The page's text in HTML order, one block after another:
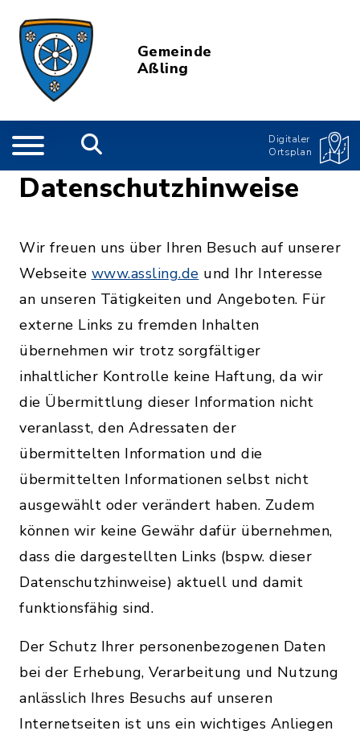
Gemeinde
Aßling
Digitaler
Ortsplan
Datenschutzhinweise
Wir freuen uns über Ihren Besuch auf unserer
Webseite www.assling.de und Ihr Interesse
an unseren Tätigkeiten und Angeboten. Für
externe Links zu fremden Inhalten
übernehmen wir trotz sorgfältiger
inhaltlicher Kontrolle keine Haftung, da wir
die Übermittlung dieser Information nicht
veranlasst, den Adressaten der
übermittelten Information und die
übermittelten Informationen selbst nicht
ausgewählt oder verändert haben. Zudem
können wir keine Gewähr dafür übernehmen,
dass die dargestellten Links (bspw. dieser
Datenschutzhinweise) aktuell und damit
funktionsfähig sind.
Der Schutz Ihrer personenbezogenen Daten
bei der Erhebung, Verarbeitung und Nutzung
anlässlich Ihres Besuchs auf unseren
Internetseiten ist uns ein wichtiges Anliegen